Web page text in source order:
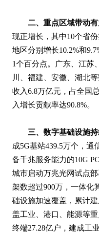
二、重点区域带动有
现正增长，其中10个省
地区分别增长10.2%和
1个百分点。广东、江苏
川、福建、安徽、湖北
收入6.8万亿元，占全国
入增长贡献率达90.8%。
三、数字基础设施持
成5G基站439.5万个，
备千兆服务能力的10G
城市启动万兆光网试点
架数超过900万，一体化
础设施加速覆盖，累计
盖工业、港口、能源等
终端27.28亿户，建成工